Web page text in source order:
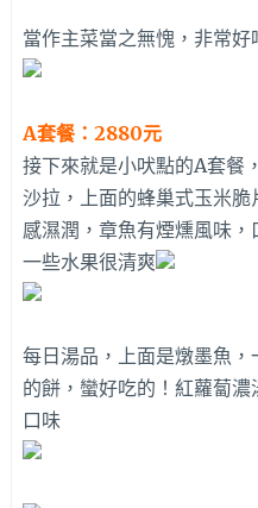
當作主菜當之無愧，非常好
A套餐：2880元
接下來就是小吠點的A套餐
沙拉，上面的蜂巢式玉米
感濕潤，章魚有煙燻風味
一些水果很清爽
每日湯品，上面是燉墨魚
的餅，蠻好吃的！紅蘿蔔
口味